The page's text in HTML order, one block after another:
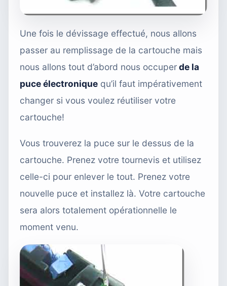
Une fois le dévissage effectué, nous allons
passer au remplissage de la cartouche mais
nous allons tout d’abord nous occuperde la
puce électronique qu’il faut impérativement
changer si vous voulez réutiliser votre
cartouche!
Vous trouverez la puce sur le dessus de la
cartouche. Prenez votre tournevis et utilisez
celle-ci pour enlever le tout. Prenez votre
nouvelle puce et installez là. Votre cartouche
sera alors totalement opérationnelle le
moment venu.